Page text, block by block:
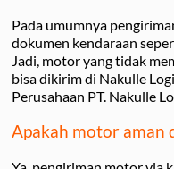
Pada umumnya
dokumen kendaraan
Jadi, motor yang tidak
bisa dikirim di Nakulle
Perusahaan PT. Nakulle
Apakah motor aman